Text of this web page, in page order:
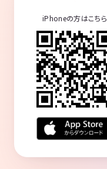
iPhoneの方はこちら